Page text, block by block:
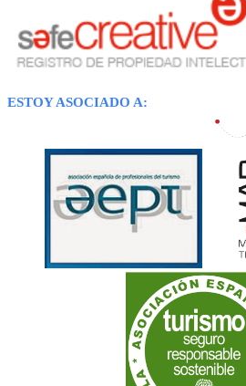
ESTOY ASOCIADO A: